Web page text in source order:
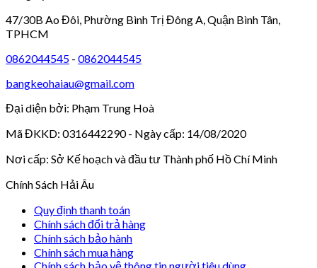
47/30B Ao Đôi, Phường Bình Trị Đông A, Quận Bình Tân,
TPHCM
0862044545 - 0862044545
bangkeohaiau@gmail.com
Đại diện bởi: Phạm Trung Hoà
Mã ĐKKD: 0316442290 - Ngày cấp: 14/08/2020
Nơi cấp: Sở Kế hoạch và đầu tư Thành phố Hồ Chí Minh
Chính Sách Hải Âu
Quy định thanh toán
Chính sách đổi trả hàng
Chính sách bảo hành
Chính sách mua hàng